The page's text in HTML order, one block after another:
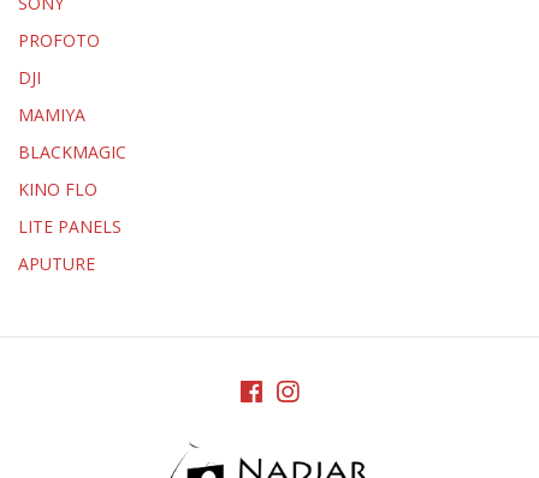
PROFOTO
DJI
MAMIYA
BLACKMAGIC
KINO FLO
LITE PANELS
APUTURE